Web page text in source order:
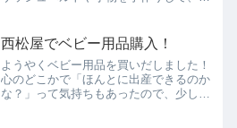
西松屋でベビー用品購入！
ようやくベビー用品を買いだしました！
心のどこかで「ほんとに出産できるのか
な？」って気持ちもあったので、少した